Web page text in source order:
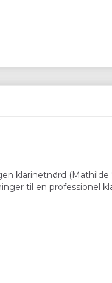
klarinetnørd
til en professionel